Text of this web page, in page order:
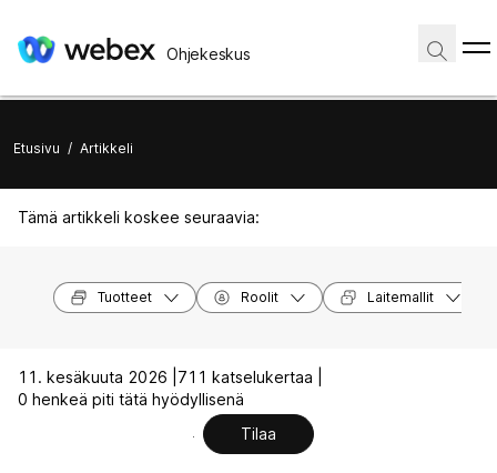
Ohjekeskus
Etusivu / Artikkeli
Tämä artikkeli koskee seuraavia:
Tuotteet Roolit Laitemallit
11. kesäkuuta 2026 | 711 katselukertaa |
0 henkeä piti tätä hyödyllisenä
Tilaa